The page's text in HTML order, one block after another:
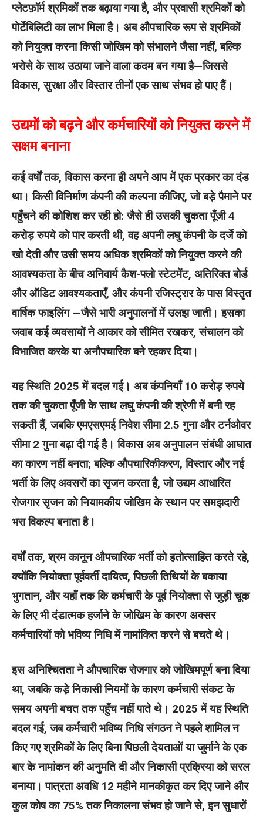
प्लेटफ़ॉर्म श्रमिकों तक बढ़ाया गया है, और प्रवासी श्रमिकों को
पोर्टेबिलिटी का लाभ मिला है। अब औपचारिक रूप से श्रमिकों
को नियुक्त करना किसी जोखिम को संभालने जैसा नहीं, बल्कि
भरोसे के साथ उठाया जाने वाला कदम बन गया है—जिससे
विकास, सुरक्षा और विस्तार तीनों एक साथ संभव हो पाए हैं।
उद्यमों को बढ़ने और कर्मचारियों को नियुक्त करने में
सक्षम बनाना
कई वर्षों तक, विकास करना ही अपने आप में एक प्रकार का दंड
था। किसी विनिर्माण कंपनी की कल्पना कीजिए, जो बड़े पैमाने पर
पहुँचने की कोशिश कर रही हो: जैसे ही उसकी चुकता पूँजी 4
करोड़ रुपये को पार करती थी, वह अपनी लघु कंपनी के दर्जे को
खो देती और उसी समय अधिक श्रमिकों को नियुक्त करने की
आवश्यकता के बीच अनिवार्य कैश-फ्लो स्टेटमेंट, अतिरिक्त बोर्ड
और ऑडिट आवश्यकताएँ, और कंपनी रजिस्ट्रार के पास विस्तृत
वार्षिक फाइलिंग —जैसे भारी अनुपालनों में उलझ जाती। इसका
जवाब कई व्यवसायों ने आकार को सीमित रखकर, संचालन को
विभाजित करके या अनौपचारिक बने रहकर दिया।
यह स्थिति 2025 में बदल गई। अब कंपनियाँ 10 करोड़ रुपये
तक की चुकता पूँजी के साथ लघु कंपनी की श्रेणी में बनी रह
सकती हैं, जबकि एमएसएमई निवेश सीमा 2.5 गुना और टर्नओवर
सीमा 2 गुना बढ़ा दी गई है। विकास अब अनुपालन संबंधी आघात
का कारण नहीं बनता; बल्कि औपचारिकीकरण, विस्तार और नई
भर्ती के लिए अवसरों का सृजन करता है, जो उद्यम आधारित
रोजगार सृजन को नियामकीय जोखिम के स्‍थान पर समझदारी
भरा विकल्प बनाता है।
वर्षों तक, श्रम कानून औपचारिक भर्ती को हतोत्साहित करते रहे,
क्‍योंकि नियोक्ता पूर्ववर्ती दायित्व, पिछली तिथियों के बकाया
भुगतान, और यहाँ तक कि कर्मचारी के पूर्व नियोक्ता से जुड़ी चूक
के लिए भी दंडात्‍मक हर्जाने के जोखिम के कारण अक्सर
कर्मचारियों को भविष्य निधि में नामांकित करने से बचते थे।
इस अनिश्चितता ने औपचारिक रोजगार को जोखिमपूर्ण बना दिया
था, जबकि कड़े निकासी नियमों के कारण कर्मचारी संकट के
समय अपनी बचत तक पहुँच नहीं पाते थे। 2025 में यह स्थिति
बदल गई, जब कर्मचारी भविष्य निधि संगठन ने पहले शामिल न
किए गए श्रमिकों के लिए बिना पिछली देयताओं या जुर्माने के एक
बार के नामांकन की अनुमति दी और निकासी प्रक्रिया को सरल
बनाया। पात्रता अवधि 12 महीने मानकीकृत कर दिए जाने और
कुल कोष का 75% तक निकालना संभव हो जाने से, इन सुधारों